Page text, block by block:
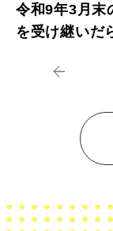
令和9年3月末
を受け継いだ